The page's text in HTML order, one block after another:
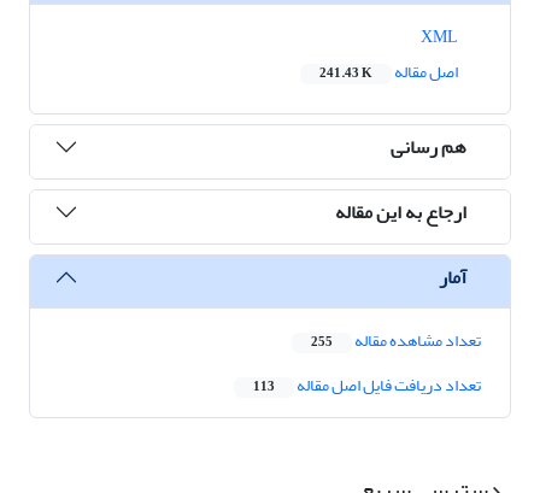
اصل مقاله
241.43 K
هم رسانی
ارجاع به این مقاله
آمار
تعداد مشاهده مقاله 255
تعداد دریافت فایل اصل مقاله 113